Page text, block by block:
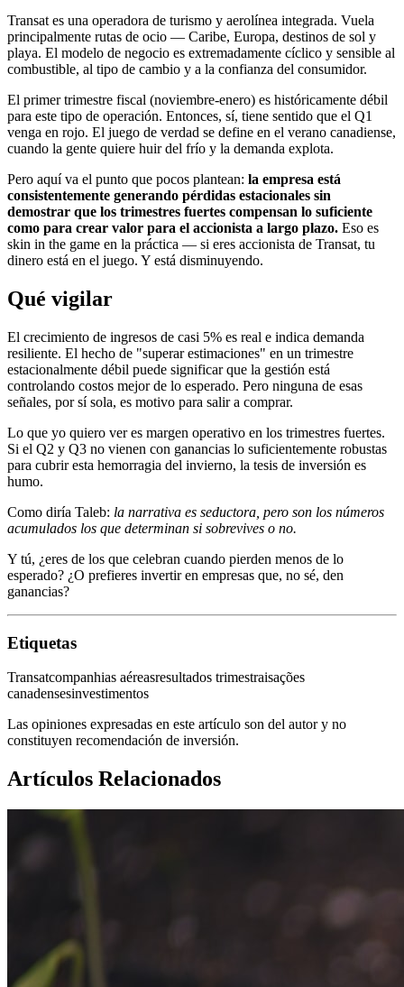
Transat es una operadora de turismo y aerolínea integrada. Vuela
principalmente rutas de ocio — Caribe, Europa, destinos de sol y
playa. El modelo de negocio es extremadamente cíclico y sensible al
combustible, al tipo de cambio y a la confianza del consumidor.
El primer trimestre fiscal (noviembre-enero) es históricamente débil
para este tipo de operación. Entonces, sí, tiene sentido que el Q1
venga en rojo. El juego de verdad se define en el verano canadiense,
cuando la gente quiere huir del frío y la demanda explota.
Pero aquí va el punto que pocos plantean: la empresa está
consistentemente generando pérdidas estacionales sin
demostrar que los trimestres fuertes compensan lo suficiente
como para crear valor para el accionista a largo plazo. Eso es
skin in the game en la práctica — si eres accionista de Transat, tu
dinero está en el juego. Y está disminuyendo.
Qué vigilar
El crecimiento de ingresos de casi 5% es real e indica demanda
resiliente. El hecho de "superar estimaciones" en un trimestre
estacionalmente débil puede significar que la gestión está
controlando costos mejor de lo esperado. Pero ninguna de esas
señales, por sí sola, es motivo para salir a comprar.
Lo que yo quiero ver es margen operativo en los trimestres fuertes.
Si el Q2 y Q3 no vienen con ganancias lo suficientemente robustas
para cubrir esta hemorragia del invierno, la tesis de inversión es
humo.
Como diría Taleb: la narrativa es seductora, pero son los números
acumulados los que determinan si sobrevives o no.
Y tú, ¿eres de los que celebran cuando pierden menos de lo
esperado? ¿O prefieres invertir en empresas que, no sé, den
ganancias?
Etiquetas
Transatcompanhias aéreasresultados trimestraisações
canadensesinvestimentos
Las opiniones expresadas en este artículo son del autor y no
constituyen recomendación de inversión.
Artículos Relacionados